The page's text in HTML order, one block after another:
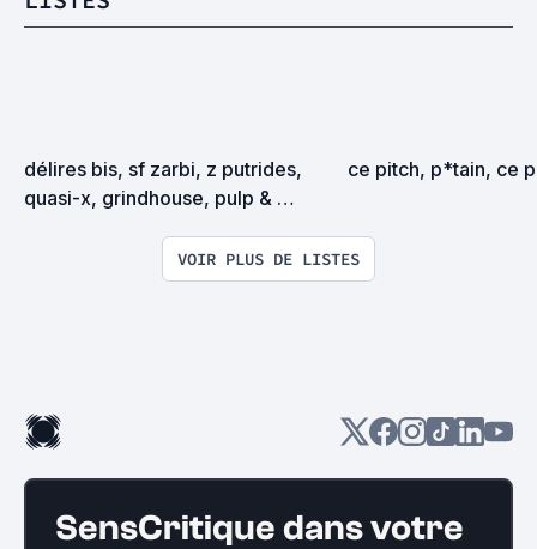
délires bis, sf zarbi, z putrides,
quasi-x, grindhouse, pulp &
ce pitch, p*tain, ce
VOIR PLUS DE LISTES
SensCritique dans votre